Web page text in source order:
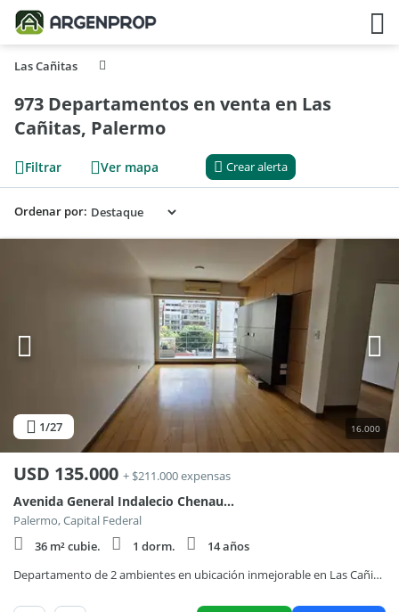
Las Cañitas
973 Departamentos en venta en Las
Cañitas, Palermo
Filtrar Ver mapa Crear alerta
Ordenar por:
1/27 16.000
USD 135.000 + $211.000 expensas
Avenida General Indalecio Chenaut 1900
Palermo, Capital Federal
36 m² cubie.
1 dorm.
14 años
Departamento de 2 ambientes en ubicación inmejorable en Las Cañitas - Amenities